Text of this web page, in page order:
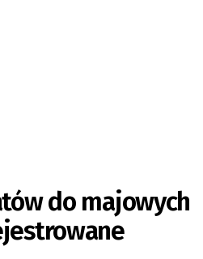
do majowych